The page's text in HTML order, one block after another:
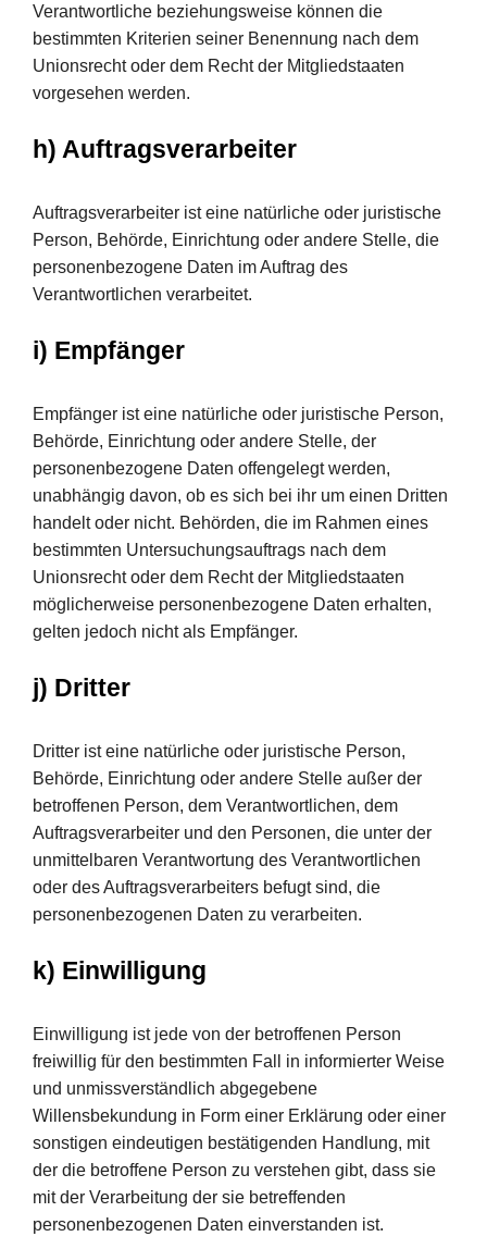
Verantwortliche beziehungsweise können die
bestimmten Kriterien seiner Benennung nach dem
Unionsrecht oder dem Recht der Mitgliedstaaten
vorgesehen werden.
h) Auftragsverarbeiter
Auftragsverarbeiter ist eine natürliche oder juristische
Person, Behörde, Einrichtung oder andere Stelle, die
personenbezogene Daten im Auftrag des
Verantwortlichen verarbeitet.
i) Empfänger
Empfänger ist eine natürliche oder juristische Person,
Behörde, Einrichtung oder andere Stelle, der
personenbezogene Daten offengelegt werden,
unabhängig davon, ob es sich bei ihr um einen Dritten
handelt oder nicht. Behörden, die im Rahmen eines
bestimmten Untersuchungsauftrags nach dem
Unionsrecht oder dem Recht der Mitgliedstaaten
möglicherweise personenbezogene Daten erhalten,
gelten jedoch nicht als Empfänger.
j) Dritter
Dritter ist eine natürliche oder juristische Person,
Behörde, Einrichtung oder andere Stelle außer der
betroffenen Person, dem Verantwortlichen, dem
Auftragsverarbeiter und den Personen, die unter der
unmittelbaren Verantwortung des Verantwortlichen
oder des Auftragsverarbeiters befugt sind, die
personenbezogenen Daten zu verarbeiten.
k) Einwilligung
Einwilligung ist jede von der betroffenen Person
freiwillig für den bestimmten Fall in informierter Weise
und unmissverständlich abgegebene
Willensbekundung in Form einer Erklärung oder einer
sonstigen eindeutigen bestätigenden Handlung, mit
der die betroffene Person zu verstehen gibt, dass sie
mit der Verarbeitung der sie betreffenden
personenbezogenen Daten einverstanden ist.